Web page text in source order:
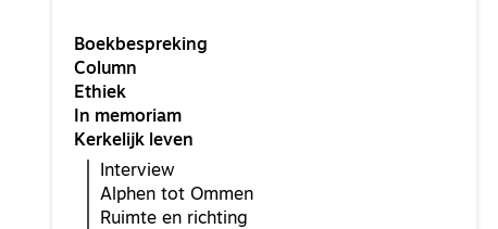
Boekbespreking
Column
Ethiek
In memoriam
Kerkelijk leven
Interview
Alphen tot Ommen
Ruimte en richting